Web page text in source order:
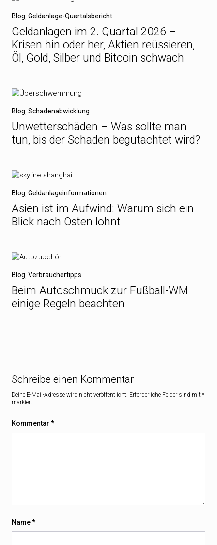
Blog Geldanlage-Quartalsbericht
Geldanlagen im 2. Quartal 2026 –
Krisen hin oder her, Aktien reüssieren,
Öl, Gold, Silber und Bitcoin schwach
Blog Schadenabwicklung
Unwetterschäden – Was sollte man
tun, bis der Schaden begutachtet wird?
Blog Geldanlageinformationen
Asien ist im Aufwind: Warum sich ein
Blick nach Osten lohnt
Blog Verbrauchertipps
Beim Autoschmuck zur Fußball-WM
einige Regeln beachten
Schreibe einen Kommentar
Deine E-Mail-Adresse wird nicht veröffentlicht. Erforderliche Felder sind mit *
markiert
Kommentar *
Name*